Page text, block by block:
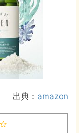
出典： amazon